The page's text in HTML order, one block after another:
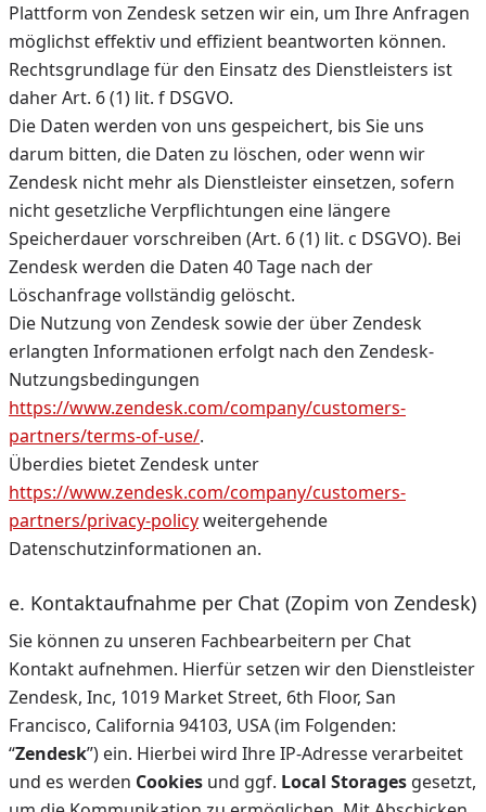
Plattform von Zendesk setzen wir ein, um Ihre Anfragen
möglichst effektiv und effizient beantworten können.
Rechtsgrundlage für den Einsatz des Dienstleisters ist
daher Art. 6 (1) lit. f DSGVO.
Die Daten werden von uns gespeichert, bis Sie uns
darum bitten, die Daten zu löschen, oder wenn wir
Zendesk nicht mehr als Dienstleister einsetzen, sofern
nicht gesetzliche Verpflichtungen eine längere
Speicherdauer vorschreiben (Art. 6 (1) lit. c DSGVO). Bei
Zendesk werden die Daten 40 Tage nach der
Löschanfrage vollständig gelöscht.
Die Nutzung von Zendesk sowie der über Zendesk
erlangten Informationen erfolgt nach den Zendesk-
Nutzungsbedingungen
https://www.zendesk.com/company/customers-
partners/terms-of-use/.
Überdies bietet Zendesk unter
https://www.zendesk.com/company/customers-
partners/privacy-policyweitergehende
Datenschutzinformationen an.
e. Kontaktaufnahme per Chat (Zopim von Zendesk)
Sie können zu unseren Fachbearbeitern per Chat
Kontakt aufnehmen. Hierfür setzen wir den Dienstleister
Zendesk, Inc, 1019 Market Street, 6th Floor, San
Francisco, California 94103, USA (im Folgenden:
“Zendesk”) ein. Hierbei wird Ihre IP-Adresse verarbeitet
und es werden Cookies und ggf. Local Storages gesetzt,